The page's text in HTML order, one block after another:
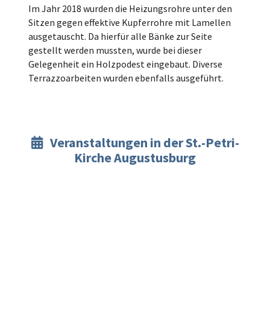
Im Jahr 2018 wurden die Heizungsrohre unter den
Sitzen gegen effektive Kupferrohre mit Lamellen
ausgetauscht. Da hierfür alle Bänke zur Seite
gestellt werden mussten, wurde bei dieser
Gelegenheit ein Holzpodest eingebaut. Diverse
Terrazzoarbeiten wurden ebenfalls ausgeführt.
Veranstaltungen in der St.-Petri-
Kirche Augustusburg